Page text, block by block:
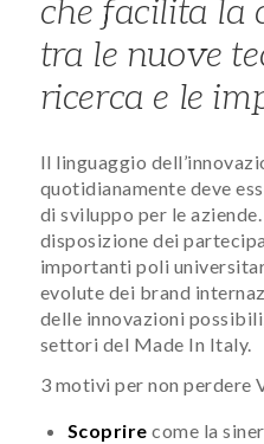
che facilita la
tra le nuove
ricerca e le
Il linguaggio
quotidianamente deve
di sviluppo per le
disposizione dei
importanti poli
evolute dei brand
delle innovazioni
settori del Made In Italy.
3 motivi per non perdere
Scoprire come la